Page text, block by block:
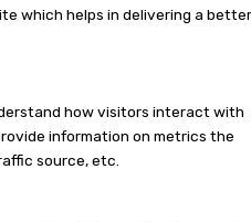
which helps in delivering a better
how visitors interact with
information on metrics the
source, etc.